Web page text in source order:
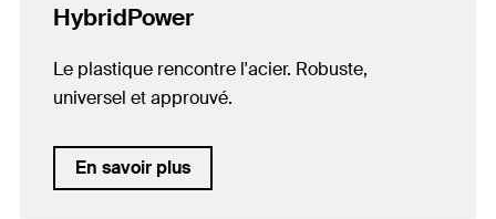
HybridPower
Le plastique rencontre l'acier. Robuste,
universel et approuvé.
En savoir plus